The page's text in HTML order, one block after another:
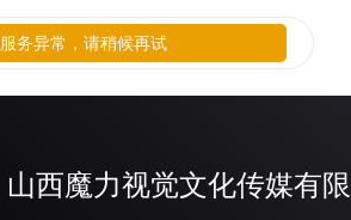
山西魔力视觉文化传媒有
服务异常，请稍候再试